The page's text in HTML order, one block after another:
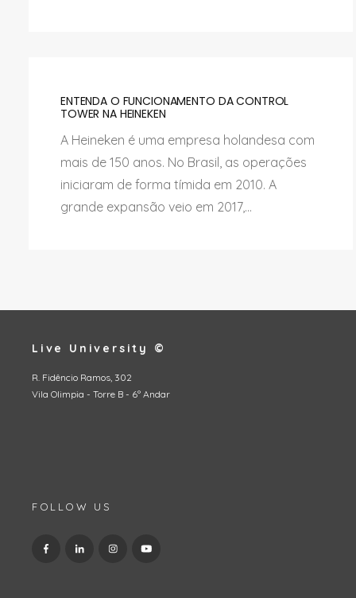
ENTENDA O FUNCIONAMENTO DA CONTROL
TOWER NA HEINEKEN
A Heineken é uma empresa holandesa com
mais de 150 anos. No Brasil, as operações
iniciaram de forma tímida em 2010. A
grande expansão veio em 2017,...
Live University ©
R. Fidêncio Ramos, 302
Vila Olimpia - Torre B - 6º Andar
FOLLOW US